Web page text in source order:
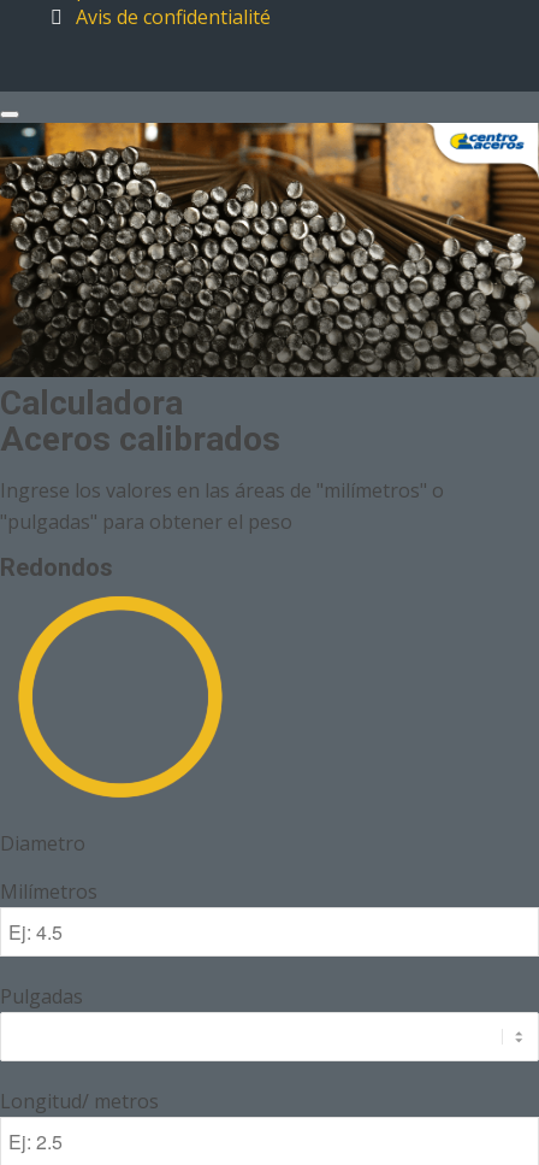
Avis de confidentialité
Calculadora
Aceros calibrados
Ingrese los valores en las áreas de "milímetros" o
"pulgadas" para obtener el peso
Redondos
Diametro
Milímetros
Pulgadas
Longitud/ metros